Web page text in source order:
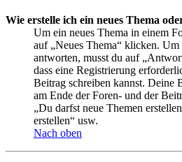
Wie erstelle ich ein neues Thema
Um ein neues Thema in einem
auf „Neues Thema“ klicken.
antworten, musst du auf
dass eine Registrierung
Beitrag schreiben kannst. Deine
am Ende der Foren- und der
„Du darfst neue Themen
erstellen“ usw.
Nach oben